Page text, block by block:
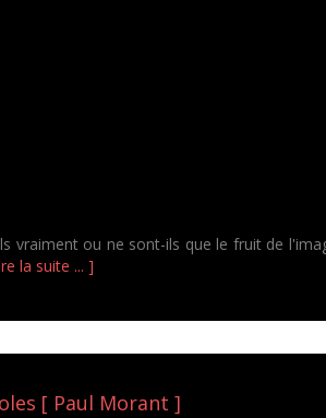
vraiment ou ne sont-ils que le fruit de
la suite ... ]
[ Paul Morant ]